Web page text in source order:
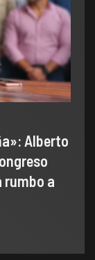
Alberto
rumbo a